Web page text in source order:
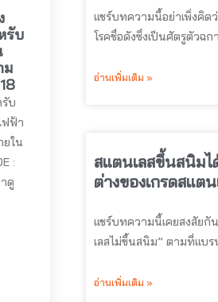
รับ
ม
บ
ฟฟ้า
ยใน
:
ดู
แชร์บทความนี้อย่าเพิ่งคิด
โรคชื่อดังซึ่งเป็นศัตรูตัวฉก
อ่านเพิ่มเติม »
สแตนเลสขึ้นสนิม
ต่างของเกรดสแตน
แชร์บทความนี้เคยสงสัยกั
เลสไม่ขึ้นสนิม” ตามที่แบร
อ่านเพิ่มเติม »